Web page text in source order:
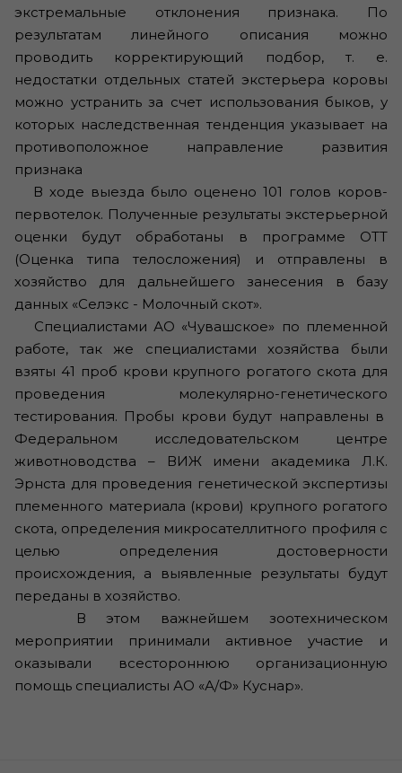
экстремальные отклонения признака. По
результатам линейного описания можно
проводить корректирующий подбор, т. е.
недостатки отдельных статей экстерьера коровы
можно устранить за счет использования быков, у
которых наследственная тенденция указывает на
противоположное направление развития
признака
В ходе выезда было оценено 101 голов коров-
первотелок. Полученные результаты экстерьерной
оценки будут обработаны в программе ОТТ
(Оценка типа телосложения) и отправлены в
хозяйство для дальнейшего занесения в базу
данных «Селэкс - Молочный скот».
Специалистами АО «Чувашское» по племенной
работе, так же специалистами хозяйства были
взяты 41 проб крови крупного рогатого скота для
проведения молекулярно-генетического
тестирования. Пробы крови будут направлены в
Федеральном исследовательском центре
животноводства – ВИЖ имени академика Л.К.
Эрнста для проведения генетической экспертизы
племенного материала (крови) крупного рогатого
скота, определения микросателлитного профиля с
целью определения достоверности
происхождения, а выявленные результаты будут
переданы в хозяйство.
В этом важнейшем зоотехническом
мероприятии принимали активное участие и
оказывали всестороннюю организационную
помощь специалисты АО «А/Ф» Куснар».